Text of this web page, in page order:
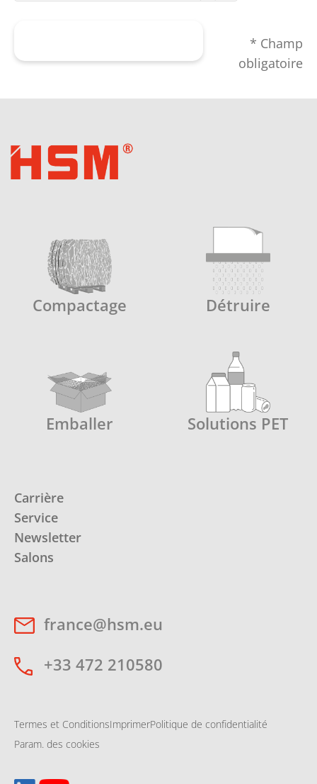
* Champ
obligatoire
Compactage Détruire
Emballer Solutions PET
Carrière
Service
Newsletter
Salons
france@hsm.eu
+33 472 210580
Termes et ConditionsImprimerPolitique de confidentialité
Param. des cookies